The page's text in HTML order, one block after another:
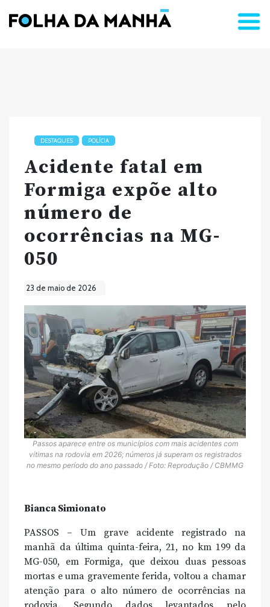
DESTAQUES POLÍCIA
Acidente fatal em
Formiga expõe alto
número de
ocorrências na MG-
050
23 de maio de 2026
Passos aparece entre os municípios com mais acidentes com
vítimas na rodovia em 2026; números já superam os registrados
no mesmo período do ano passado / Foto: Reprodução / CBMMG
Bianca Simionato
PASSOS – Um grave acidente registrado na
manhã da última quinta-feira, 21, no km 199 da
MG-050, em Formiga, que deixou duas pessoas
mortas e uma gravemente ferida, voltou a chamar
atenção para o alto número de ocorrências na